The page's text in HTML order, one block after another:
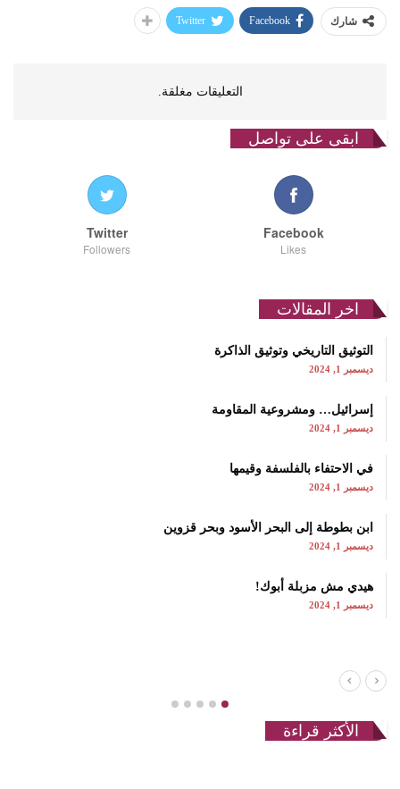
شارك Facebook
Twitter
التعليقات مغلقة.
ابقى على تواصل
Facebook
Likes
Twitter
Followers
اخر المقالات
التوثيق التاريخي وتوثيق الذاكرة
ديسمبر 1, 2024
إسرائيل… ومشروعية المقاومة
ديسمبر 1, 2024
في الاحتفاء بالفلسفة وقيمها
ديسمبر 1, 2024
ابن بطوطة إلى البحر الأسود وبحر قزوين
ديسمبر 1, 2024
هيدي مش مزبلة أبوك!
ديسمبر 1, 2024
الأكثر قراءة